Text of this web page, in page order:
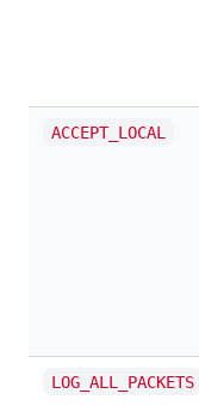
ACCEPT_LOCAL
LOG_ALL_PACKETS